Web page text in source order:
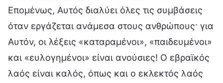
Επομένως, Αυτός διαλύει όλες τις συμβάσεις
όταν εργάζεται ανάμεσα στους ανθρώπους· για
Αυτόν, οι λέξεις «καταραμένοι», «παιδευμένοι»
και «ευλογημένοι» είναι ανούσιες! Ο εβραϊκός
λαός είναι καλός, όπως και ο εκλεκτός λαός